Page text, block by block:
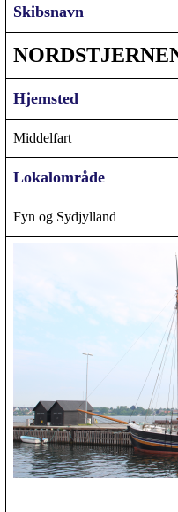
Skibsnavn
Hjemsted
Middelfart
Lokalområde
Fyn og Sydjylland